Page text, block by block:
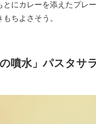
にカレーを添えたプレー
ちよさそう。
噴水」パスタサ